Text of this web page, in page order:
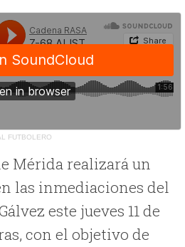
FUTBOLERO
Mérida realizará un
las inmediaciones del
este jueves 11 de
con el objetivo de